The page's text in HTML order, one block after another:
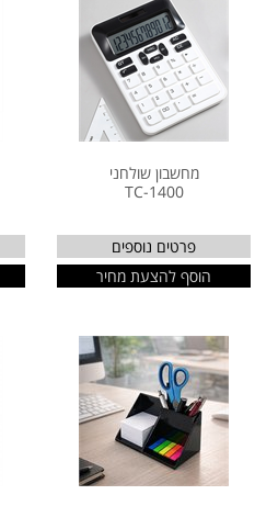
מחשבון שולחני
TC-1400
פרטים נוספים
הוסף להצעת מחיר